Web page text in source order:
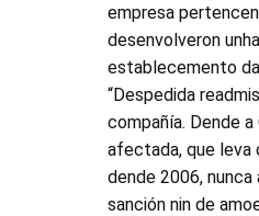
empresa
desenvolveron
establecemento
“Despedida
compañía. Dende
afectada, que leva
dende 2006,
sanción nin de